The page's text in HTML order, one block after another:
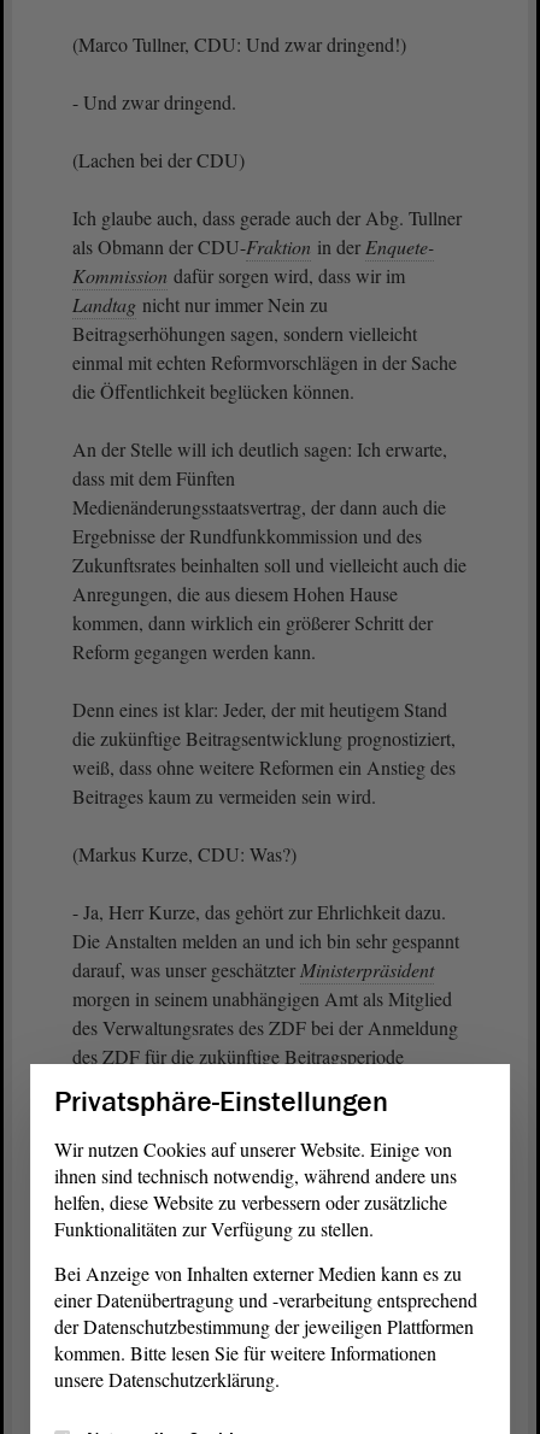
(Marco Tullner, CDU: Und zwar dringend!)
- Und zwar dringend.
(Lachen bei der CDU)
Ich glaube auch, dass gerade auch der Abg. Tullner
als Obmann der CDU-Fraktion in der Enquete-
Kommission dafür sorgen wird, dass wir im
Landtag nicht nur immer Nein zu
Beitragserhöhungen sagen, sondern vielleicht
einmal mit echten Reformvorschlägen in der Sache
die Öffentlichkeit beglücken können.
An der Stelle will ich deutlich sagen: Ich erwarte,
dass mit dem Fünften
Medienänderungsstaatsvertrag, der dann auch die
Ergebnisse der Rundfunkkommission und des
Zukunftsrates beinhalten soll und vielleicht auch die
Anregungen, die aus diesem Hohen Hause
kommen, dann wirklich ein größerer Schritt der
Reform gegangen werden kann.
Denn eines ist klar: Jeder, der mit heutigem Stand
die zukünftige Beitragsentwicklung prognostiziert,
weiß, dass ohne weitere Reformen ein Anstieg des
Beitrages kaum zu vermeiden sein wird.
(Markus Kurze, CDU: Was?)
- Ja, Herr Kurze, das gehört zur Ehrlichkeit dazu.
Die Anstalten melden an und ich bin sehr gespannt
darauf, was unser geschätzter Ministerpräsident
morgen in seinem unabhängigen Amt als Mitglied
des Verwaltungsrates des ZDF bei der Anmeldung
des ZDF für die zukünftige Beitragsperiode
(Zuruf von Markus Kurze, CDU - Weitere Zurufe)
Damit fängt es an. Die Anstalten müssen jetzt
natürlich die Stimmung mit aufnehmen. Sie müssen
können, aber nicht nach Wünsch-dir-was, sondern
nach dem, was notwendig ist, um Information,
Bildung und Kultur - und Unterhaltung und Sport
gehören teilweise dazu - abzudecken, aber nicht
Privatsphäre-Einstellungen
Wir nutzen Cookies auf unserer Website. Einige von
ihnen sind technisch notwendig, während andere uns
helfen, diese Website zu verbessern oder zusätzliche
Funktionalitäten zur Verfügung zu stellen.
Bei Anzeige von Inhalten externer Medien kann es zu
einer Datenübertragung und -verarbeitung entsprechend
der Datenschutzbestimmung der jeweiligen Plattformen
kommen. Bitte lesen Sie für weitere Informationen
unsere Datenschutzerklärung.